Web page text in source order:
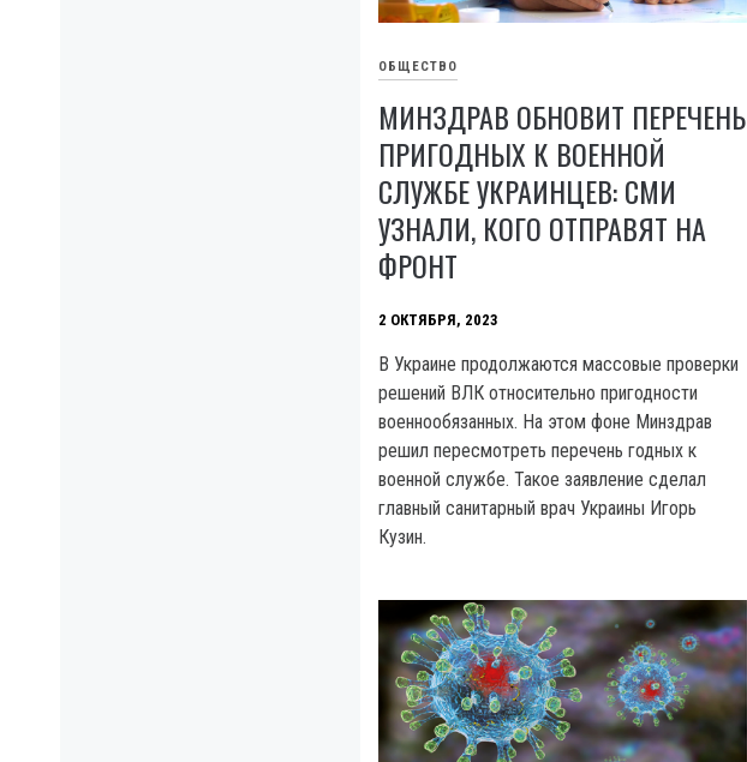
ОБЩЕСТВО
МИНЗДРАВ ОБНОВИТ ПЕРЕЧЕНЬ
ПРИГОДНЫХ К ВОЕННОЙ
СЛУЖБЕ УКРАИНЦЕВ: СМИ
УЗНАЛИ, КОГО ОТПРАВЯТ НА
ФРОНТ
2 ОКТЯБРЯ, 2023
В Украине продолжаются массовые проверки
решений ВЛК относительно пригодности
военнообязанных. На этом фоне Минздрав
решил пересмотреть перечень годных к
военной службе. Такое заявление сделал
главный санитарный врач Украины Игорь
Кузин.